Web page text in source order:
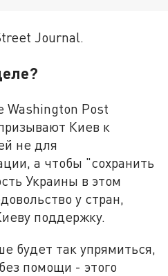
Journal.
Washington Post
Киев к
не для
а чтобы "сохранить
Украины в этом
у стран,
поддержку.
будет так упрямиться,
помощи - этого